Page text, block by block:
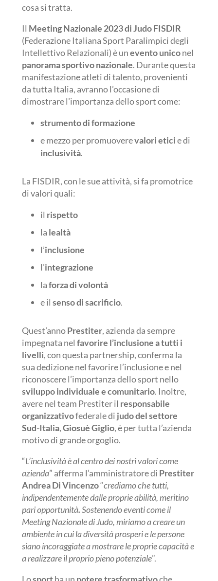
cosa si tratta.
Il Meeting Nazionale 2023 di Judo FISDIR
(Federazione Italiana Sport Paralimpici degli
Intellettivo Relazionali) è unevento uniconel
panorama sportivo nazionale. Durante questa
manifestazione atleti di talento, provenienti
da tutta Italia, avranno l’occasione di
dimostrare l’importanza dello sport come:
strumento di formazione
e mezzo per promuoverevalori eticie di
inclusività.
La FISDIR, con le sue attività, si fa promotrice
di valori quali:
il rispetto
la lealtà
l’inclusione
l’integrazione
laforza di volontà
e il senso di sacrificio.
Quest’annoPrestiter, azienda da sempre
impegnata nel favorire l’inclusione a tutti i
livelli, con questa partnership, conferma la
sua dedizione nel favorire l’inclusione e nel
riconoscere l’importanza dello sport nello
sviluppo individuale e comunitario. Inoltre,
avere nel team Prestiter il responsabile
organizzativofederale di judo del settore
Sud-Italia,Giosuè Giglio, è per tutta l’azienda
motivo di grande orgoglio.
“L’inclusività è al centro dei nostri valori come
azienda” afferma l’amministratore di Prestiter
Andrea Di Vincenzo“crediamo che tutti,
indipendentemente dalle proprie abilità, meritino
pari opportunità.Sostenendo eventi come il
Meeting Nazionale di Judo, miriamo a creare un
ambiente in cui la diversità prosperi e le persone
siano incoraggiate a mostrare le proprie capacità e
a realizzare il proprio pieno potenziale”.